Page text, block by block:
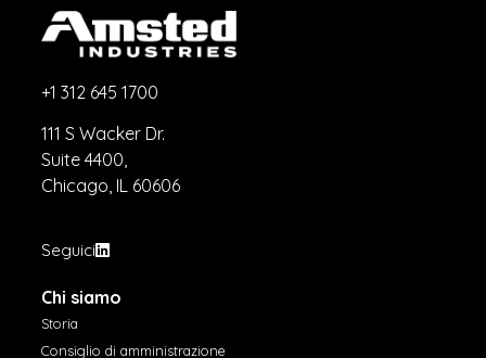
+1 312 645 1700
111 S Wacker Dr.
Suite 4400,
Chicago, IL 60606
Seguici
Chi siamo
Storia
Consiglio di amministrazione